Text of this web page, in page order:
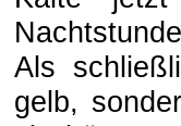
Als
gelb,